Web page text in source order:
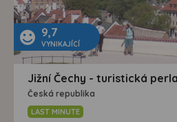
9,7
VYNIKAJÍCÍ
Jižní Čechy - turistická
Česká republika
LAST MINUTE